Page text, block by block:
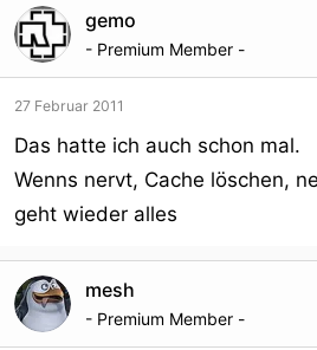
gemo
- Premium Member -
27 Februar 2011
Das hatte ich auch schon mal.
Wenns nervt, Cache löschen,
geht wieder alles
mesh
- Premium Member -